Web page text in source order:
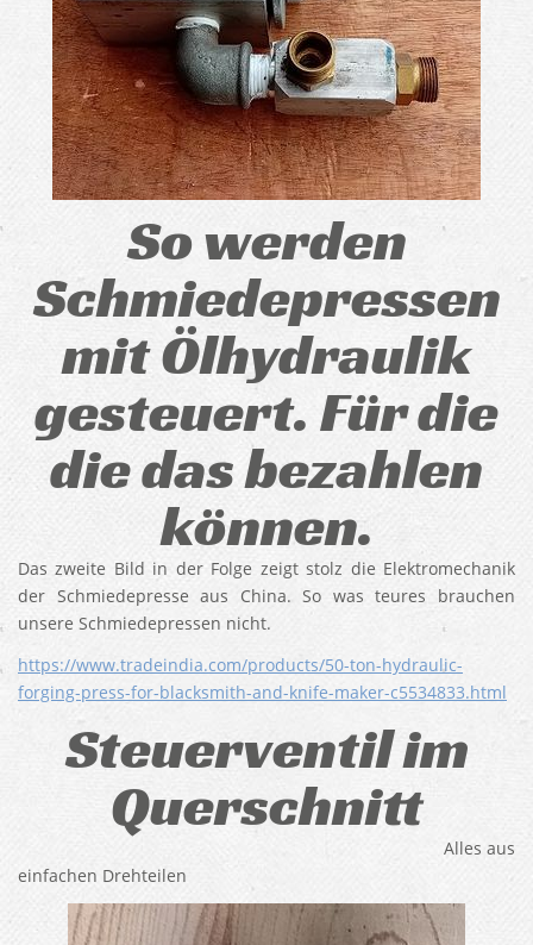
So werden
Schmiedepressen
mit Ölhydraulik
gesteuert. Für die
die das bezahlen
können.
Das zweite Bild in der Folge zeigt stolz die Elektromechanik
der Schmiedepresse aus China. So was teures brauchen
unsere Schmiedepressen nicht.
https://www.tradeindia.com/products/50-ton-hydraulic-
forging-press-for-blacksmith-and-knife-maker-c5534833.html
Steuerventil im
Querschnitt
Alles aus
einfachen Drehteilen